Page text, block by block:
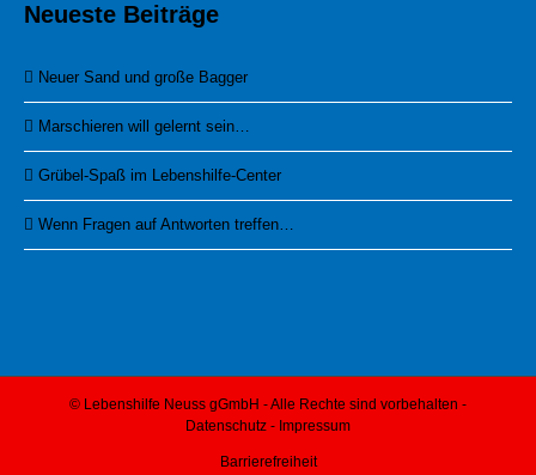
Neueste Beiträge
Neuer Sand und große Bagger
Marschieren will gelernt sein…
Grübel-Spaß im Lebenshilfe-Center
Wenn Fragen auf Antworten treffen…
© Lebenshilfe Neuss gGmbH - Alle Rechte sind vorbehalten -
Datenschutz - Impressum
Barrierefreiheit